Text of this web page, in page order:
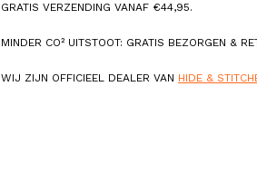
GRATIS VERZENDING VANAF €44,95.
MINDER CO² UITSTOOT: GRATIS BEZORGEN &
WIJ ZIJN OFFICIEEL DEALER VAN HIDE &